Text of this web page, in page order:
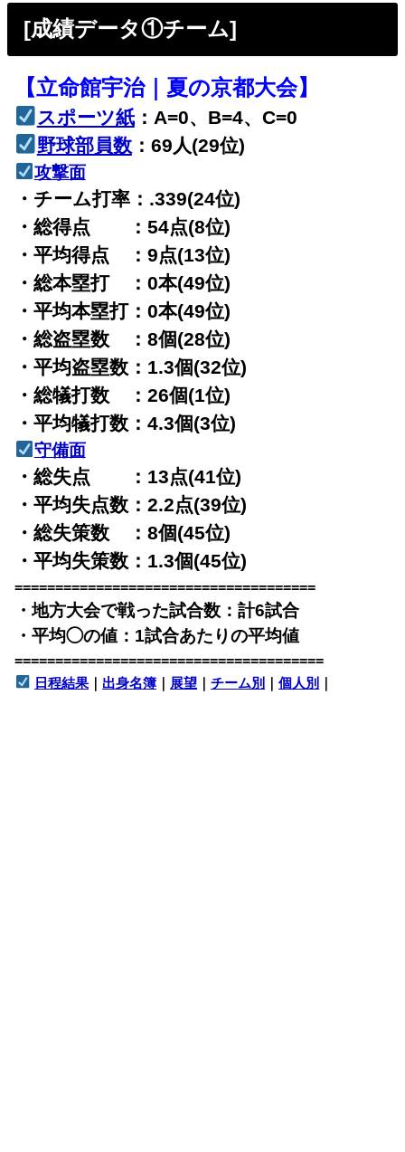
[成績データ①チーム]
【立命館宇治｜夏の京都大会】
スポーツ紙：A=0、B=4、C=0
野球部員数：69人(29位)
攻撃面
・チーム打率：.339(24位)
・総得点 ：54点(8位)
・平均得点 ：9点(13位)
・総本塁打 ：0本(49位)
・平均本塁打：0本(49位)
・総盗塁数 ：8個(28位)
・平均盗塁数：1.3個(32位)
・総犠打数 ：26個(1位)
・平均犠打数：4.3個(3位)
守備面
・総失点 ：13点(41位)
・平均失点数：2.2点(39位)
・総失策数 ：8個(45位)
・平均失策数：1.3個(45位)
=====================================
・地方大会で戦った試合数：計6試合
・平均◯の値：1試合あたりの平均値
======================================
日程結果 ｜ 出身名簿 ｜ 展望 ｜チーム別 ｜個人別 ｜